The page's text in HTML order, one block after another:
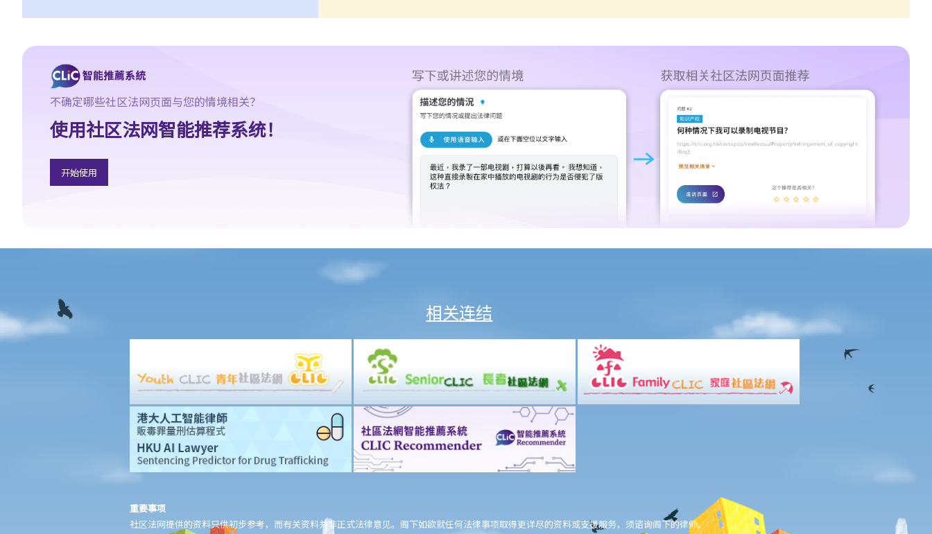
11. 哪些民事案件的数据可以公开？ 是否所有证据、文件或证人陈
述书都可供公众查阅？
如何展开民事诉讼
1. 劳资审裁处会处理甚么民事案件？
2. 小额钱债审裁处会处理甚么民事案件？
4. 高等法院原讼法庭会处理甚么民事案件？
5. 我是否需要聘用律师处理我的案件？若与讼一方是有限公司，情
地位，而向他们提供法律意见？
7. 如何在区域法院或高等法院向他人展开民事诉讼？
8. 如果我打算在区域法院或高等法院向某人提出诉讼，我应以传讯
令状(writ of summons)还是以原诉传票(originating summons)展开
9. 如何以传讯令状展开民事诉讼？
11. 我能否针对某人展开民事诉讼：(a) 即使该人没有永久地址？(b)
即使该人通常居于香港以外地区？(c) 即使该人失踨？(d) 即使该人
12. 甚么是状书？ 原告人和被告人在状书的阶段需要送达哪些文
13. 草拟一份优秀的状书的基本原则是甚么？
14. 如果原告人由于预期被告人提议和解会作出还价而夸大其申索金
不确定哪些社区法网页面与您的情境相关？
使用社区法网智能推荐系统！
开始使用
相关连结
重要事项
社区法网提供的资料只供初步参考，而有关资料并非正式法律意见。阁下如欲就任何法律事项取得更详尽的资料或支援服务，须谘询阁下的律师。